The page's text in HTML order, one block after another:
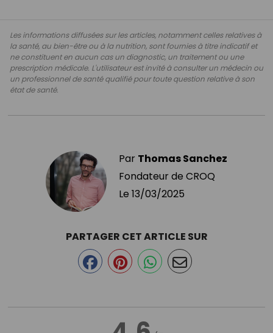
Les informations diffusées sur les articles, notamment celles relatives à
la santé, au bien-être ou à la nutrition, sont fournies à titre indicatif et
ne constituent en aucun cas un diagnostic, un traitement ou une
prescription médicale. L'utilisateur est invité à consulter un médecin ou
un professionnel de santé qualifié pour toute question relative à son
état de santé.
Par Thomas Sanchez
Fondateur de CROQ
Le 13/03/2025
PARTAGER CET ARTICLE SUR